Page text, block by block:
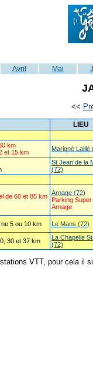
Avril Mai
<<
LIEU
km
et 15 km
Marigné Laillé
St Jean de la
(72)
de 60 et 85 km Arnage (72)
Parking Super
Arnage
5 ou 10 km Le Mans (72)
30 et 37 km
La Chapelle
(72)
VTT, pour cela il